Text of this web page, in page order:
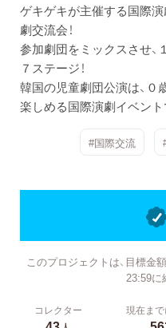
ゲキゲキが主催する国際
劇交流会！
参加劇団をミックスさせ
７ステージ！
韓国の児童劇団公演は、０
楽しめる国際演劇イベント
#国際交流
このプロジェクトは、目標金
23:59に
コレクター 現在ま